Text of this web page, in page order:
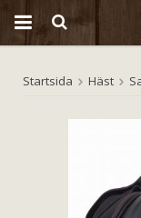
Startsida Häst